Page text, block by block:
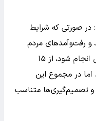
در صورتی که شرایط
رفت‌وآمدهای مردم
مثل وضعیت کنونی به‌صورت معمول انجام شود، از ۱۵
در مجموع این
و تصمیم‌گیری‌ها متناسب